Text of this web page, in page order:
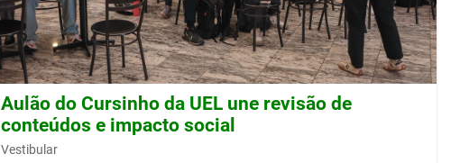
Aulão do Cursinho da UEL une revisão de
conteúdos e impacto social
Vestibular